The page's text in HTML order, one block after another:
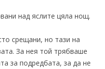
над яслите цяла нощ.
срещани, но тази на
За нея той трябваше
за подредбата, за да не